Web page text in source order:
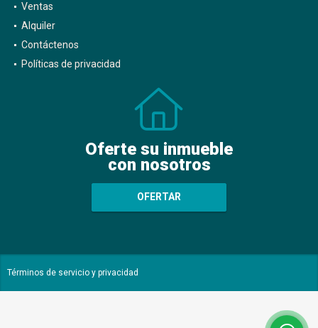
Ventas
Alquiler
Contáctenos
Políticas de privacidad
Oferte su inmueble
con nosotros
OFERTAR
Términos de servicio y privacidad